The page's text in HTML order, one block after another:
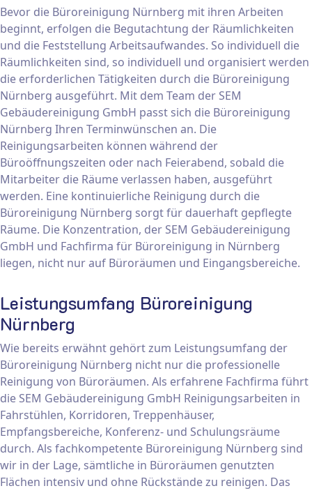
Bevor die Büroreinigung Nürnberg mit ihren Arbeiten
beginnt, erfolgen die Begutachtung der Räumlichkeiten
und die Feststellung Arbeitsaufwandes. So individuell die
Räumlichkeiten sind, so individuell und organisiert werden
die erforderlichen Tätigkeiten durch die Büroreinigung
Nürnberg ausgeführt. Mit dem Team der SEM
Gebäudereinigung GmbH passt sich die Büroreinigung
Nürnberg Ihren Terminwünschen an. Die
Reinigungsarbeiten können während der
Büroöffnungszeiten oder nach Feierabend, sobald die
Mitarbeiter die Räume verlassen haben, ausgeführt
werden. Eine kontinuierliche Reinigung durch die
Büroreinigung Nürnberg sorgt für dauerhaft gepflegte
Räume. Die Konzentration, der SEM Gebäudereinigung
GmbH und Fachfirma für Büroreinigung in Nürnberg
liegen, nicht nur auf Büroräumen und Eingangsbereiche.
Leistungsumfang Büroreinigung
Nürnberg
Wie bereits erwähnt gehört zum Leistungsumfang der
Büroreinigung Nürnberg nicht nur die professionelle
Reinigung von Büroräumen. Als erfahrene Fachfirma führt
die SEM Gebäudereinigung GmbH Reinigungsarbeiten in
Fahrstühlen, Korridoren, Treppenhäuser,
Empfangsbereiche, Konferenz- und Schulungsräume
durch. Als fachkompetente Büroreinigung Nürnberg sind
wir in der Lage, sämtliche in Büroräumen genutzten
Flächen intensiv und ohne Rückstände zu reinigen. Das